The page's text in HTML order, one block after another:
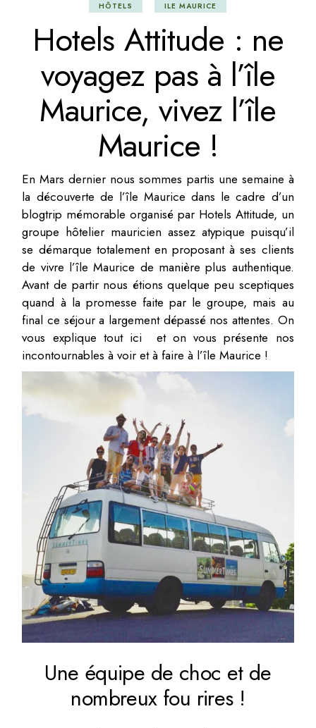
HÔTELS ILE MAURICE
Hotels Attitude : ne
voyagez pas à l’île
Maurice, vivez l’île
Maurice !
En Mars dernier nous sommes partis une semaine à
la découverte de l’île Maurice dans le cadre d’un
blogtrip mémorable organisé par Hotels Attitude, un
groupe hôtelier mauricien assez atypique puisqu’il
se démarque totalement en proposant à ses clients
de vivre l’île Maurice de manière plus authentique.
Avant de partir nous étions quelque peu sceptiques
quand à la promesse faite par le groupe, mais au
final ce séjour a largement dépassé nos attentes. On
vous explique tout ici et on vous présente nos
incontournables à voir et à faire à l’île Maurice !
Une équipe de choc et de
nombreux fou rires !